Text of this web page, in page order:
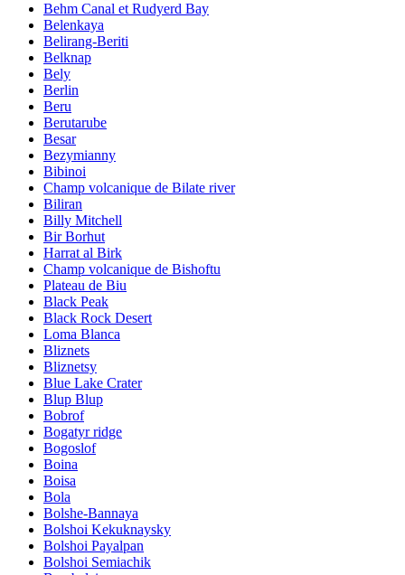
Behm Canal et Rudyerd Bay
Belenkaya
Belirang-Beriti
Belknap
Bely
Berlin
Beru
Berutarube
Besar
Bezymianny
Bibinoi
Champ volcanique de Bilate river
Biliran
Billy Mitchell
Bir Borhut
Harrat al Birk
Champ volcanique de Bishoftu
Plateau de Biu
Black Peak
Black Rock Desert
Loma Blanca
Bliznets
Bliznetsy
Blue Lake Crater
Blup Blup
Bobrof
Bogatyr ridge
Bogoslof
Boina
Boisa
Bola
Bolshe-Bannaya
Bolshoi Kekuknaysky
Bolshoi Payalpan
Bolshoi Semiachik